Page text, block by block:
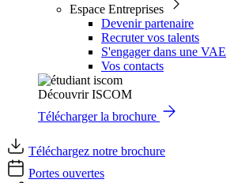
Espace Entreprises
Devenir partenaire
Recruter vos talents
S'engager dans une VAE
Vos contacts
Découvrir ISCOM
Télécharger la brochure
Téléchargez notre brochure
Portes ouvertes